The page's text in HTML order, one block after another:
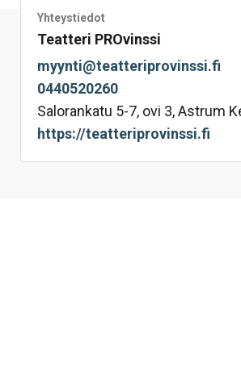
Yhteystiedot
Teatteri PROvinssi
myynti@teatteriprovinssi.fi
0440520260
Salorankatu 5-7, ovi 3, Astrum
https://teatteriprovinssi.fi